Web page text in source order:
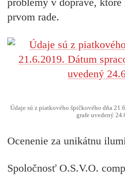
prvom rade.
Údaje sú z piatkového špičkového dňa
grafe uvedený
Ocenenie za unikátnu
Spoločnosť O.S.V.O.